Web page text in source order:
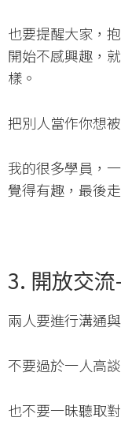
也要提醒大家，
開始不感興趣，
樣。
把別人當作你想
我的很多學員，
覺得有趣，最後
3. 開放交流-
兩人要進行溝通
不要過於一人高
也不要一昧聽取